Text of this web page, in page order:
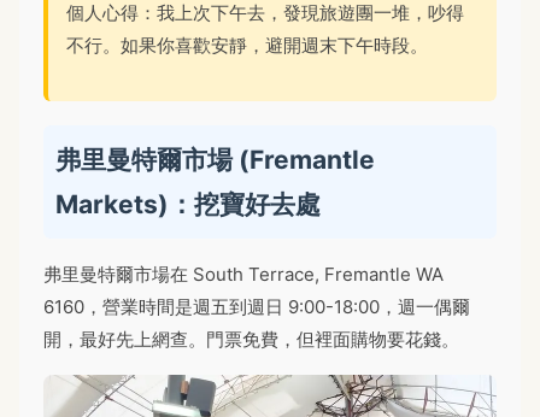
個人心得：我上次下午去，發現旅遊團一堆，吵得
不行。如果你喜歡安靜，避開週末下午時段。
弗里曼特爾市場 (Fremantle
Markets)：挖寶好去處
弗里曼特爾市場在 South Terrace, Fremantle WA
6160，營業時間是週五到週日 9:00-18:00，週一偶爾
開，最好先上網查。門票免費，但裡面購物要花錢。